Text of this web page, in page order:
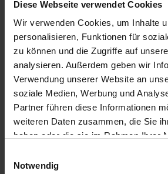
Diese Webseite verwendet Cookies
Wir verwenden Cookies, um Inhalte
personalisieren, Funktionen für
zu können und die Zugriffe auf
analysieren. Außerdem geben wir
Verwendung unserer Website an
soziale Medien, Werbung und
Partner führen diese Informationen
weiteren Daten zusammen, die Sie
haben oder die sie im Rahmen Ihrer
Notwendig